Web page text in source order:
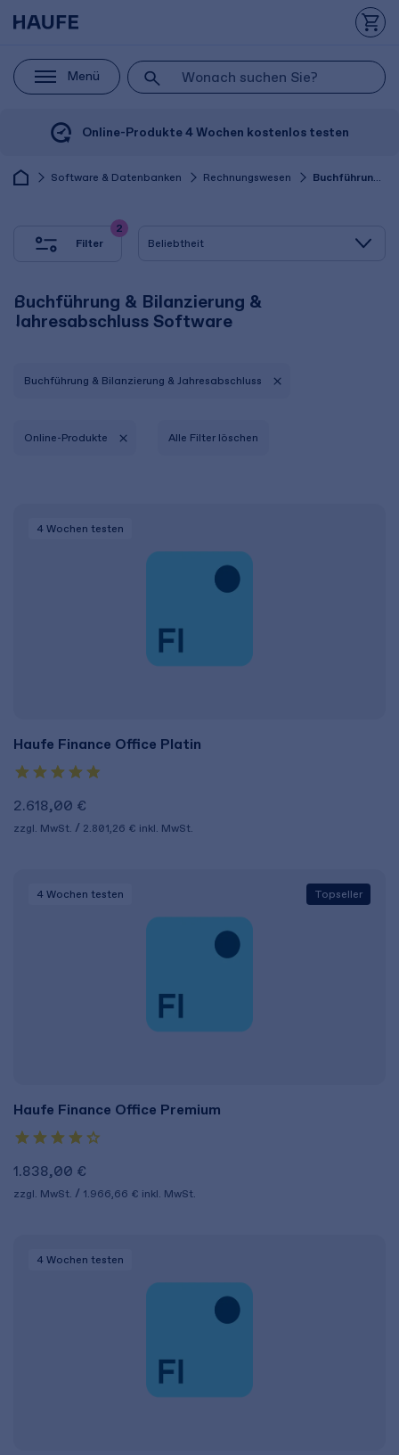
Menü
Online-Produkte 4 Wochen kostenlos testen
Software & Datenbanken Rechnungswesen Buchführung & Bilanzierung & Jahresabschluss
Filter
2
Buchführung & Bilanzierung &
Jahresabschluss Software
Buchführung & Bilanzierung & Jahresabschluss
Online-Produkte Alle Filter löschen
4 Wochen testen
Haufe Finance Office Platin
2.618,00 €
zzgl. MwSt. 2.801,26 € inkl. MwSt.
4 Wochen testen Topseller
Haufe Finance Office Premium
1.838,00 €
zzgl. MwSt. 1.966,66 € inkl. MwSt.
4 Wochen testen